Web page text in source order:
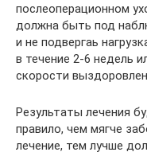
послеоперационном
должна быть под
и не подвергаь
в течение 2-6 недель
скорости
Результаты лечения
правило, чем мягче
лечение, тем лучше